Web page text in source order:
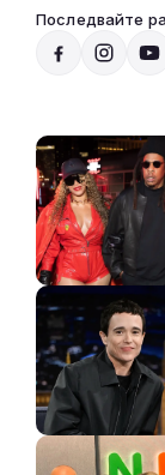
Последвайте
СЛУШАЙ
20:00 - 07:00